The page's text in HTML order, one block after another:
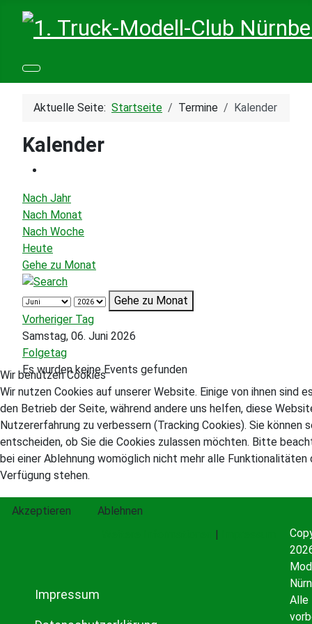
Aktuelle Seite: Startseite Termine Kalender
Kalender
Nach Jahr
Nach Monat
Nach Woche
Heute
Gehe zu Monat
Gehe zu Monat
Vorheriger Tag
Samstag, 06. Juni 2026
Folgetag
Es wurden keine Events gefunden
Impressum
Alle
Wir benutzen Cookies
Wir nutzen Cookies auf unserer Website. Einige von ihnen sind
den Betrieb der Seite, während andere uns helfen, diese
Nutzererfahrung zu verbessern (Tracking Cookies). Sie können
entscheiden, ob Sie die Cookies zulassen möchten. Bitte
bei einer Ablehnung womöglich nicht mehr alle Funktionalitäten
Verfügung stehen.
Akzeptieren
Ablehnen
|